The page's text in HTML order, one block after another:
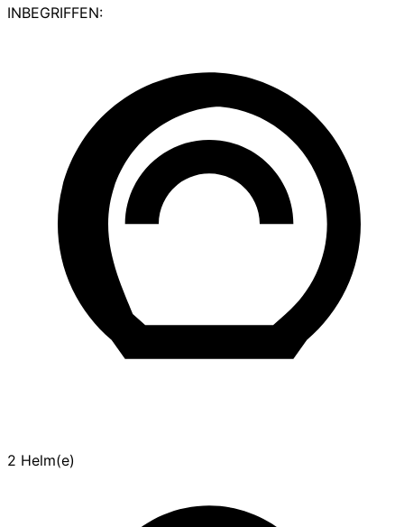
INBEGRIFFEN:
2 Helm(e)